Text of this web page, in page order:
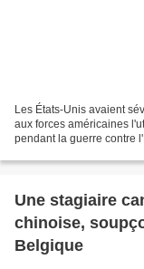
Les États-Unis avaient
aux forces américaines
pendant la guerre contre
Une stagiaire
chinoise,
Belgique